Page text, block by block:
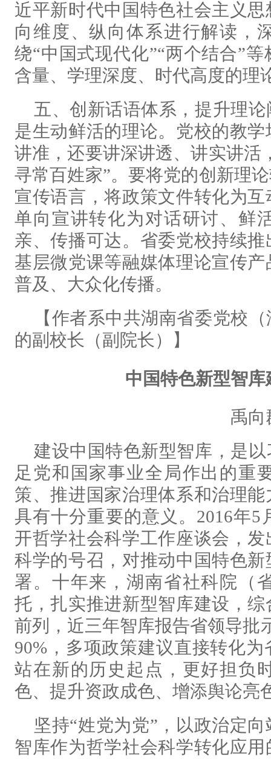
近平新时代中国特色社会主义
向维度、纵向体系进行解读，
绕“中国式现代化”“两个结合”
含量、学理深度、时代高度的理
五、创新话语体系，提升理
是生动鲜活的理论。党校的教
讲准，还要讲深讲透、讲实讲活
寻常百姓家”。要将党的创新理
宣传语言，将政策文件转化为
单向宣讲转化为对话研讨、鲜
亲、传播可达。省委党校持续
基层微党课等融媒体理论宣传
普及、大众化传播。
【作者系中共湖南省委党校
的副校长（副院长）】
中国特色新型智
禹向
建设中国特色新型智库，是
足党和国家事业全局作出的重
策、推进国家治理体系和治理
具有十分重要的意义。2016年
开哲学社会科学工作座谈会，
科学的号召，对推动中国特色
署。十年来，湖南省社科院（
托，扎实推进新型智库建设，
前列，近三年智库报告省领导批
90%，多项政策建议直接转化
站在新的历史起点，更好担负
色、提升资政成色、增添舆论亮
坚持“姓党为党”，以政治定
智库作为哲学社会科学转化应